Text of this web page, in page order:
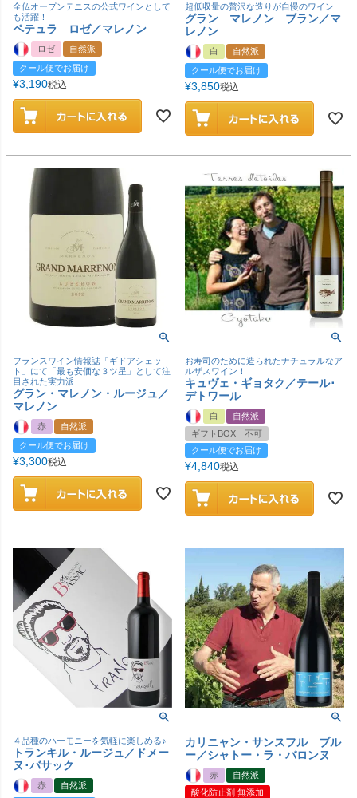
全仏オープンテニスの公式ワインとして
も活躍！
ペテュラ ロゼ／マレノン
ロゼ
自然派
クール便でお届け
¥3,190税込
超低収量の贅沢な造りが自慢のワイン
グラン マレノン ブラン／マ
レノン
白
自然派
クール便でお届け
¥3,850税込
フランスワイン情報誌「ギドアシェッ
ト」にて「最も安価な３ツ星」として注
目された実力派
グラン・マレノン・ルージュ／
マレノン
赤
自然派
クール便でお届け
¥3,300税込
お寿司のために造られたナチュラルなア
ルザスワイン！
キュヴェ・ギョタク／テール･
デトワール
白
自然派
ギフトBOX 不可
クール便でお届け
¥4,840税込
４品種のハーモニーを気軽に楽しめる♪
トランキル・ルージュ／ドメー
ヌ･バサック
赤
自然派
カリニャン・サンスフル ブル
ー／シャトー・ラ・バロンヌ
赤
自然派
酸化防止剤 無添加